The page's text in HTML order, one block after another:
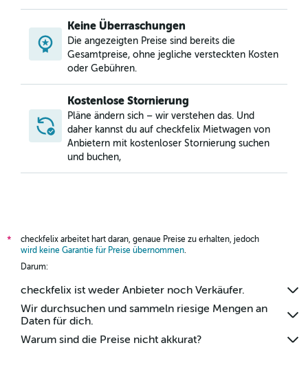
Mietwagen in Bulgwang-dong, Seoul
Mietwagen in Chang-dong, Seoul
Mietwagen in Changcheon-dong, Seoul
Keine Überraschungen
Die angezeigten Preise sind bereits die
Gesamtpreise, ohne jegliche versteckten Kosten
oder Gebühren.
Kostenlose Stornierung
Pläne ändern sich – wir verstehen das. Und
daher kannst du auf checkfelix Mietwagen von
Anbietern mit kostenloser Stornierung suchen
und buchen,
*
checkfelix arbeitet hart daran, genaue Preise zu erhalten, jedoch
wird keine Garantie für Preise übernommen.
Darum:
checkfelix ist weder Anbieter noch Verkäufer.
Wir durchsuchen und sammeln riesige Mengen an
Daten für dich.
Warum sind die Preise nicht akkurat?